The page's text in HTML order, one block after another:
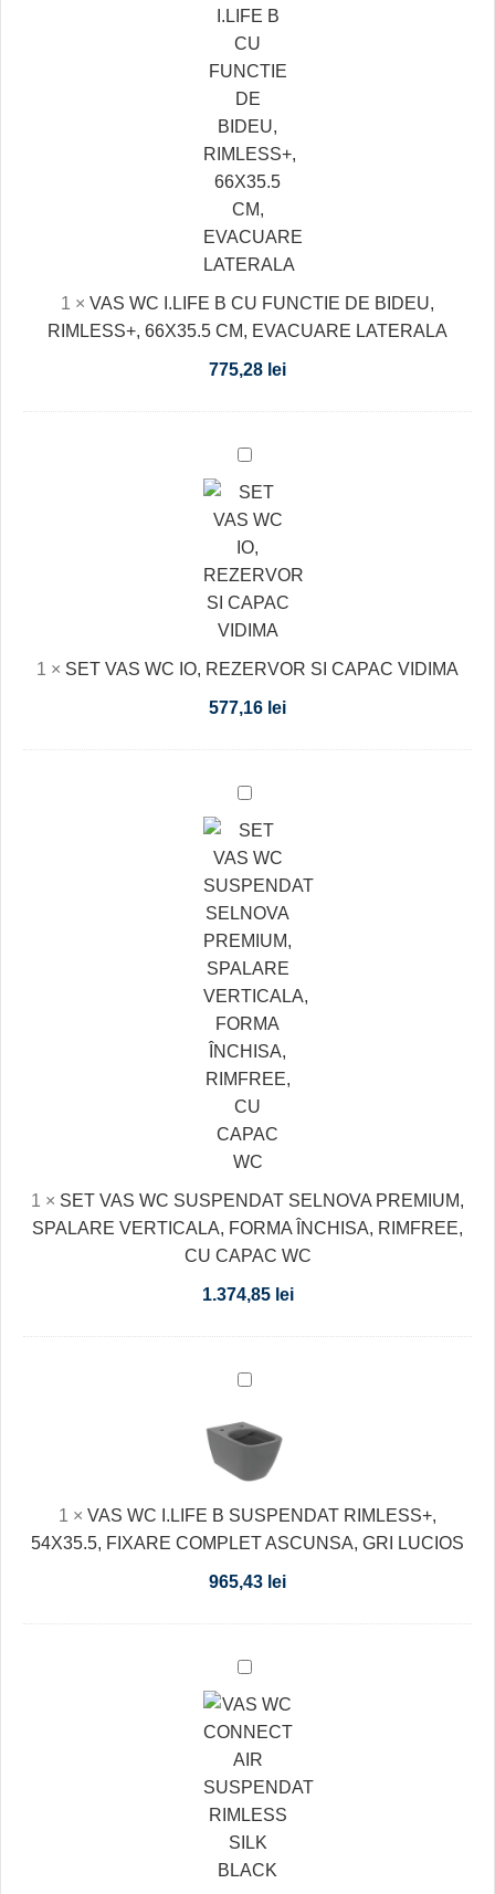
I.LIFE
B
CU
FUNCTIE
DE
BIDEU,
RIMLESS+,
66X35.5
CM,
EVACUARE
1 × VAS WC I.LIFE B CU FUNCTIE DE BIDEU,
RIMLESS+, 66X35.5 CM, EVACUARE LATERALA
775,28 lei
SET
VAS
WC
IO,
REZERVOR
SI
CAPAC
1 × SET VAS WC IO, REZERVOR SI CAPAC VIDIMA
577,16 lei
SET
VAS
WC
SUSPENDAT
SELNOVA
PREMIUM,
SPALARE
VERTICALA,
FORMA
ÎNCHISA,
RIMFREE,
CU
CAPAC
WC
1 × SET VAS WC SUSPENDAT SELNOVA PREMIUM,
SPALARE VERTICALA, FORMA ÎNCHISA, RIMFREE,
CU CAPAC WC
1.374,85 lei
VAS
I.LIFE
RIMLESS+,
54X35.5,
FIXARE
ASCUNSA,
1 × VAS WC I.LIFE B SUSPENDAT RIMLESS+,
54X35.5, FIXARE COMPLET ASCUNSA, GRI LUCIOS
965,43 lei
VAS
WC
CONNECT
AIR
SUSPENDAT
RIMLESS
SILK
BLACK